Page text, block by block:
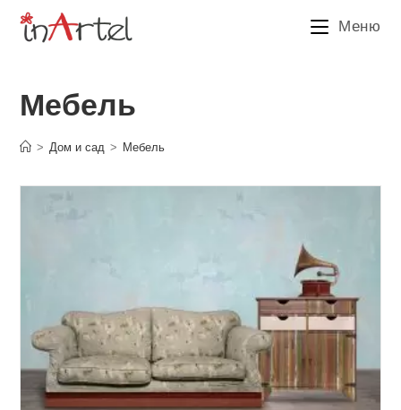
Перейти
Меню
Мебель
> Дом и сад > Мебель